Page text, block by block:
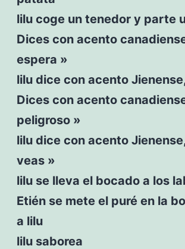
lilu coge un tenedor y parte
Dices con acento
espera »
lilu dice con acento
Dices con acento
peligroso »
lilu dice con acento
veas »
lilu se lleva el bocado a los
Etién se mete el puré en la
a lilu
lilu saborea